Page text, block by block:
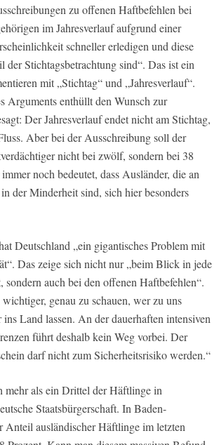
zu offenen Haftbefehlen bei
im Jahresverlauf aufgrund einer
schneller erledigen und diese
der Stichtagsbetrachtung sind“. Das ist ein
mit „Stichtag“ und „Jahresverlauf“.
Arguments enthüllt den Wunsch zur
Der Jahresverlauf endet nicht am Stichtag,
Aber bei der Ausschreibung soll der
nicht bei zwölf, sondern bei 38
noch bedeutet, dass Ausländer, die an
der Minderheit sind, sich hier besonders
Deutschland „ein gigantisches Problem mit
Das zeige sich nicht nur „beim Blick in jede
sondern auch bei den offenen Haftbefehlen“.
genau zu schauen, wer zu uns
Land lassen. An der dauerhaften intensiven
führt deshalb kein Weg vorbei. Der
darf nicht zum Sicherheitsrisiko werden.“
mehr als ein Drittel der Häftlinge in
Staatsbürgerschaft. In Baden-
Anteil ausländischer Häftlinge im letzten